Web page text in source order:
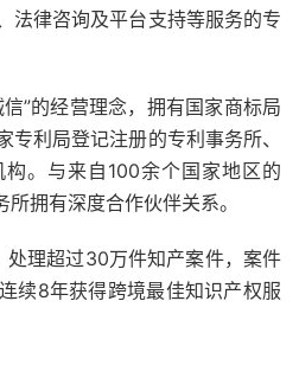
法律咨询及平台支持等服务的专
”的经营理念，拥有国家商标局
利局登记注册的专利事务所、
。与来自100余个国家地区的
拥有深度合作伙伴关系。
处理超过30万件知产案件，案件
续8年获得跨境最佳知识产权服